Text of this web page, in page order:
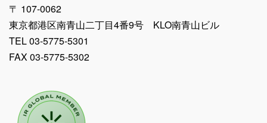
〒 107-0062
東京都港区南青山二丁目4番9号 KLO南青山ビル
TEL 03-5775-5301
FAX 03-5775-5302